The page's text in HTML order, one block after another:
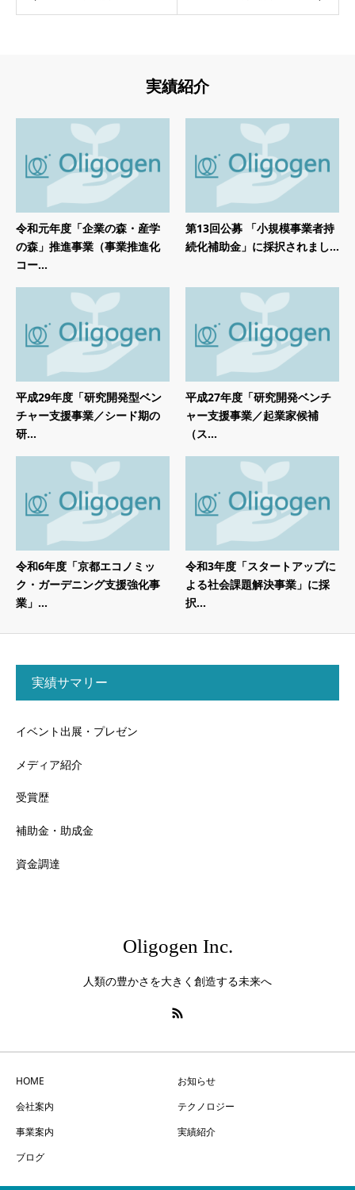
実績紹介
令和元年度「企業の森・産学
の森」推進事業（事業推進化
コー...
第13回公募 「小規模事業者持
続化補助金」に採択されまし...
平成29年度「研究開発型ベン
チャー支援事業／シード期の
研...
平成27年度「研究開発ベンチ
ャー支援事業／起業家候補
（ス...
令和6年度「京都エコノミッ
ク・ガーデニング支援強化事
業」...
令和3年度「スタートアップに
よる社会課題解決事業」に採
択...
実績サマリー
イベント出展・プレゼン
メディア紹介
受賞歴
補助金・助成金
資金調達
Oligogen Inc.
人類の豊かさを大きく創造する未来へ
HOME
お知らせ
会社案内
テクノロジー
事業案内
実績紹介
ブログ